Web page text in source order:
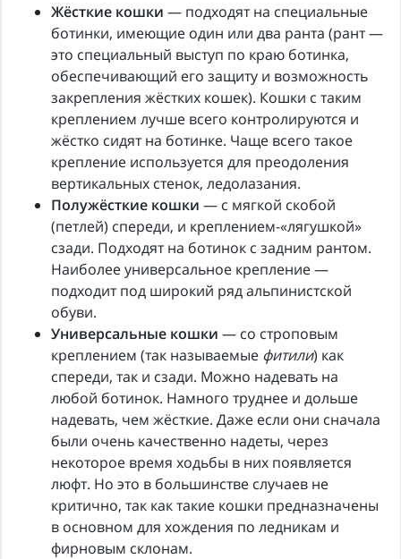
Жёсткие кошки — подходят на специальные
ботинки, имеющие один или два ранта (рант —
это специальный выступ по краю ботинка,
обеспечивающий его защиту и возможность
закрепления жёстких кошек). Кошки с таким
креплением лучше всего контролируются и
жёстко сидят на ботинке. Чаще всего такое
крепление используется для преодоления
вертикальных стенок, ледолазания.
Полужёсткие кошки — с мягкой скобой
(петлей) спереди, и креплением-«лягушкой»
сзади. Подходят на ботинок с задним рантом.
Наиболее универсальное крепление —
подходит под широкий ряд альпинистской
обуви.
Универсальные кошки — со строповым
креплением (так называемые фитили) как
спереди, так и сзади. Можно надевать на
любой ботинок. Намного труднее и дольше
надевать, чем жёсткие. Даже если они сначала
были очень качественно надеты, через
некоторое время ходьбы в них появляется
люфт. Но это в большинстве случаев не
критично, так как такие кошки предназначены
в основном для хождения по ледникам и
фирновым склонам.